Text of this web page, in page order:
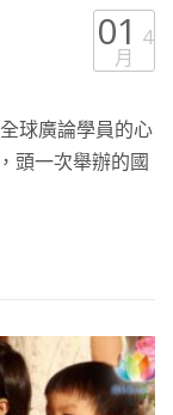
01 4
月
球廣論學員的心
頭一次舉辦的國